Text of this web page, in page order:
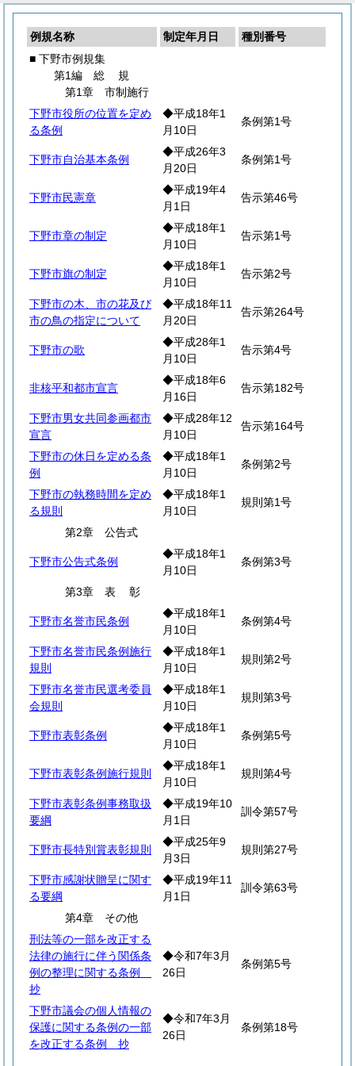
例規名称 制定年月日
種別番号
■ 下野市例規集
第1編 総規
第1章 市制施行
下野市役所の位置を定め
る条例
◆平成18年1
月10日
条例第1号
下野市自治基本条例
◆平成26年3
月20日
条例第1号
下野市民憲章
◆平成19年4
月1日
告示第46号
下野市章の制定
◆平成18年1
月10日
告示第1号
下野市旗の制定
◆平成18年1
月10日
告示第2号
下野市の木、市の花及び
市の鳥の指定について
◆平成18年11
月20日
告示第264号
下野市の歌
◆平成28年1
月10日
告示第4号
非核平和都市宣言
◆平成18年6
月16日
告示第182号
下野市男女共同参画都市
宣言
◆平成28年12
月10日
告示第164号
下野市の休日を定める条
例
◆平成18年1
月10日
条例第2号
下野市の執務時間を定め
る規則
◆平成18年1
月10日
規則第1号
第2章 公告式
下野市公告式条例
◆平成18年1
月10日
条例第3号
第3章 表彰
下野市名誉市民条例
◆平成18年1
月10日
条例第4号
下野市名誉市民条例施行
規則
◆平成18年1
月10日
規則第2号
下野市名誉市民選考委員
会規則
◆平成18年1
月10日
規則第3号
下野市表彰条例
◆平成18年1
月10日
条例第5号
下野市表彰条例施行規則
◆平成18年1
月10日
規則第4号
下野市表彰条例事務取扱
要綱
◆平成19年10
月1日
訓令第57号
下野市長特別賞表彰規則
◆平成25年9
月3日
規則第27号
下野市感謝状贈呈に関す
る要綱
◆平成19年11
月1日
訓令第63号
第4章 その他
刑法等の一部を改正する
法律の施行に伴う関係条
例の整理に関する条例
抄
◆令和7年3月
26日
条例第5号
下野市議会の個人情報の
保護に関する条例の一部
を改正する条例 抄
◆令和7年3月
26日
条例第18号